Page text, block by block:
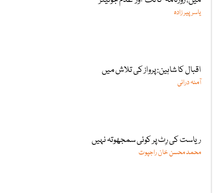
یاسر پیر زادہ
اقبال کا شاہین: پرواز کی تلاش میں
آمنہ درانی
ریاست کی رِٹ پر کوئی سمجھوتہ نہیں
محمد محسن خان راجپوت